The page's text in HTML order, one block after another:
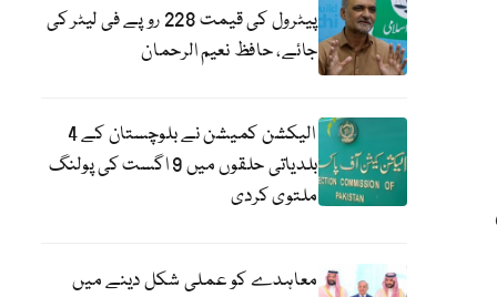
پیٹرول کی قیمت 228 روپے فی لیٹر کی
جائے، حافظ نعیم الرحمان
الیکشن کمیشن نے بلوچستان کے 4
بلدیاتی حلقوں میں 9 اگست کی پولنگ
ملتوی کردی
معاہدے کو عملی شکل دینے میں